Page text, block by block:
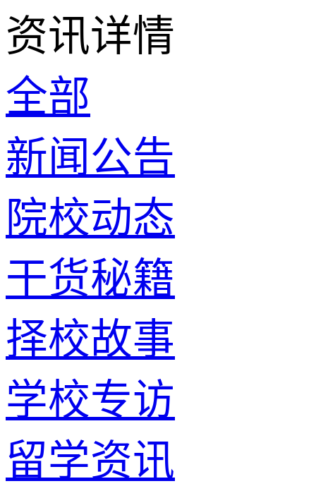
资讯详情
全部
新闻公告
院校动态
干货秘籍
择校故事
学校专访
留学资讯